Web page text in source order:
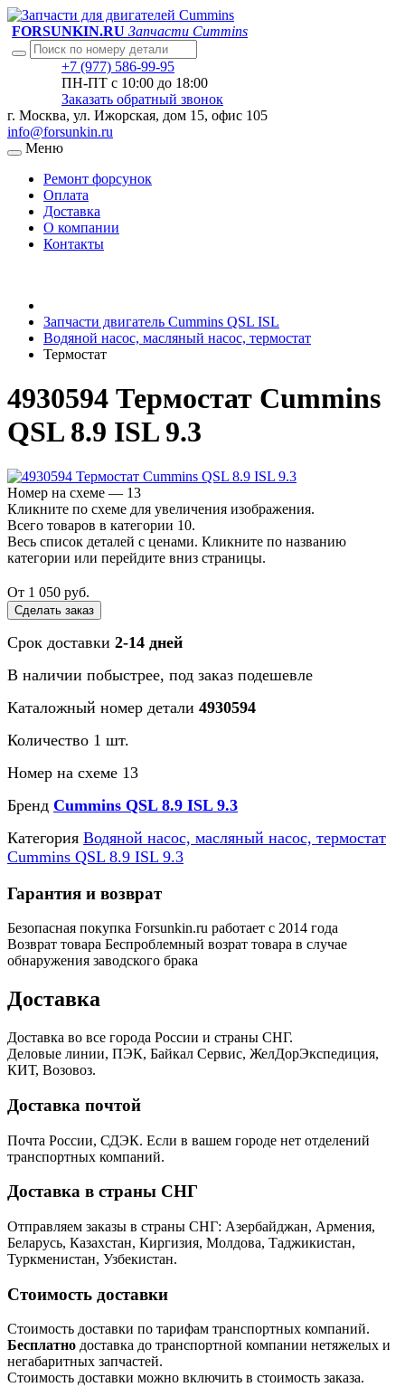
FORSUNKIN.RU Запчасти Cummins
+7 (977) 586-99-95
ПН-ПТ с 10:00 до 18:00
Заказать обратный звонок
г. Москва, ул. Ижорская, дом 15, офис 105
info@forsunkin.ru
Меню
Ремонт форсунок
Оплата
Доставка
О компании
Контакты
Запчасти двигатель Cummins QSL ISL
Водяной насос, масляный насос, термостат
Термостат
4930594 Термостат Cummins
QSL 8.9 ISL 9.3
Номер на схеме — 13
Кликните по схеме для увеличения изображения.
Всего товаров в категории 10.
Весь список деталей с ценами. Кликните по названию
категории или перейдите вниз страницы.
От 1 050 руб.
Сделать заказ
Срок доставки 2-14 дней
В наличии побыстрее, под заказ подешевле
Каталожный номер детали 4930594
Количество 1 шт.
Номер на схеме 13
Бренд Cummins QSL 8.9 ISL 9.3
Категория Водяной насос, масляный насос, термостат
Cummins QSL 8.9 ISL 9.3
Гарантия и возврат
Безопасная покупка Forsunkin.ru работает с 2014 года
Возврат товара Беспроблемный возрат товара в случае
обнаружения заводского брака
Доставка
Доставка во все города России и страны СНГ.
Деловые линии, ПЭК, Байкал Сервис, ЖелДорЭкспедиция,
КИТ, Возовоз.
Доставка почтой
Почта России, СДЭК. Если в вашем городе нет отделений
транспортных компаний.
Доставка в страны СНГ
Отправляем заказы в страны СНГ: Азербайджан, Армения,
Беларусь, Казахстан, Киргизия, Молдова, Таджикистан,
Туркменистан, Узбекистан.
Стоимость доставки
Стоимость доставки по тарифам транспортных компаний.
Бесплатно доставка до транспортной компании нетяжелых и
негабаритных запчастей.
Стоимость доставки можно включить в стоимость заказа.